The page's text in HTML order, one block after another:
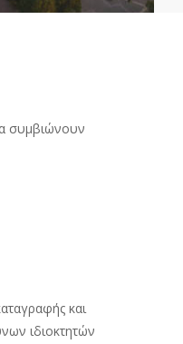
συμβιώνουν
και
ιδιοκτητών